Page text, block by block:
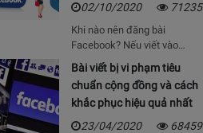
02/10/2020
71235
Khi nào nên đăng bài
Facebook? Nếu viết vào…
Bài viết bị vi phạm tiêu
chuẩn cộng đồng và cách
khắc phục hiệu quả nhất
23/04/2020
68459